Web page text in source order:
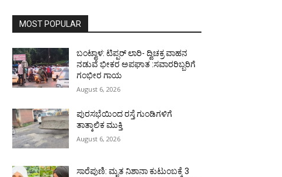
MOST POPULAR
ಬಂಟ್ವಾಳ: ಟಿಪ್ಪರ್ ಲಾರಿ- ದ್ವಿಚಕ್ರ ವಾಹನ
ನಡುವೆ ಭೀಕರ ಅಪಘಾತ :ಸವಾರರಿಬ್ಬರಿಗೆ
ಗಂಭೀರ ಗಾಯ
August 6, 2026
ಪುರಸಭೆಯಿಂದ ರಸ್ತೆ ಗುಂಡಿಗಳಿಗೆ
ತಾತ್ಕಾಲಿಕ ಮುಕ್ತಿ
August 6, 2026
ಸಾರೆಪುಣಿ: ಮೃತ ನಿಶಾನಾ ಕುಟುಂಬಕ್ಕೆ 3